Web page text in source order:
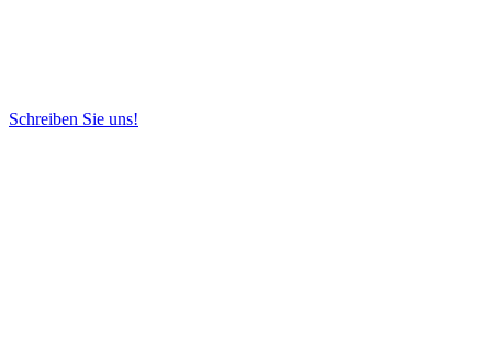
Schreiben Sie uns!